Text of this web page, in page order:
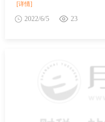
[详情]
2022/6/5 23